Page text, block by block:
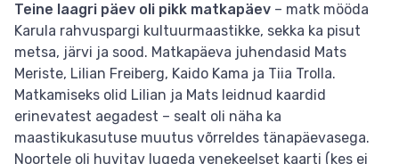
Teine laagri päev oli pikk matkapäev – matk mööda
Karula rahvuspargi kultuurmaastikke, sekka ka pisut
metsa, järvi ja sood. Matkapäeva juhendasid Mats
Meriste, Lilian Freiberg, Kaido Kama ja Tiia Trolla.
Matkamiseks olid Lilian ja Mats leidnud kaardid
erinevatest aegadest – sealt oli näha ka
maastikukasutuse muutus võrreldes tänapäevasega.
Noortele oli huvitav lugeda venekeelset kaarti (kes ei